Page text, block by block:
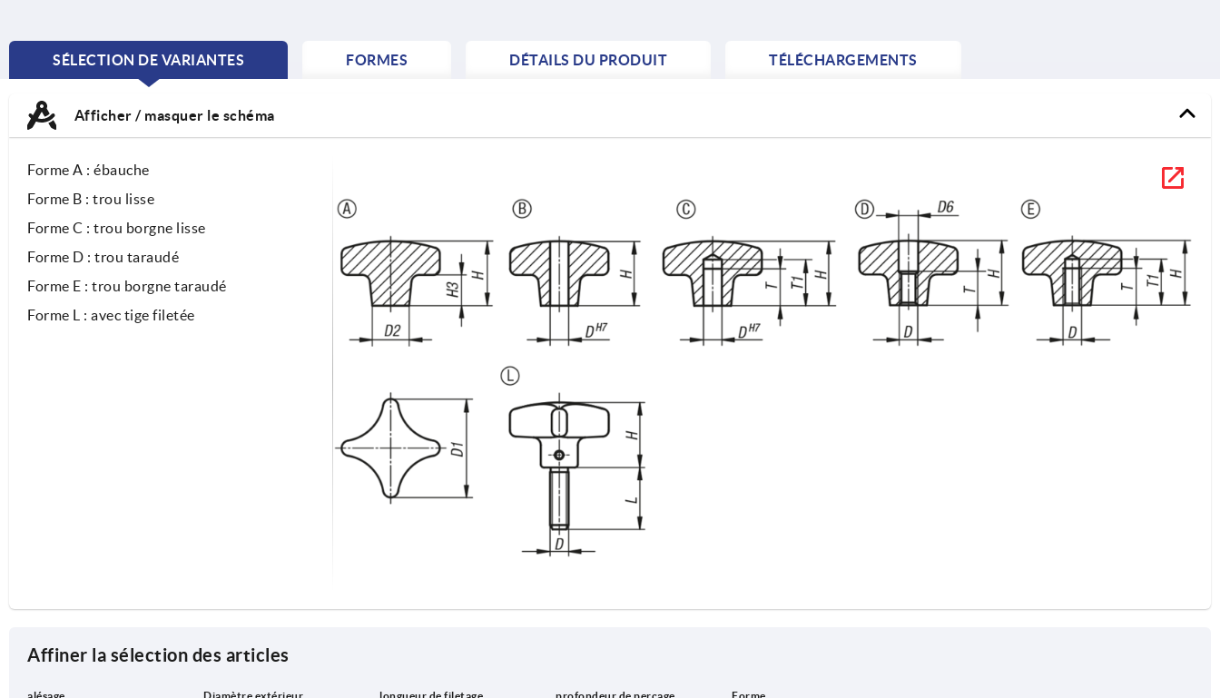
SÉLECTION DE VARIANTES
CURRENT
FORMES DÉTAILS DU PRODUIT TÉLÉCHARGEMENTS
Afficher / masquer le schéma
Forme A : ébauche
Forme B : trou lisse
Forme C : trou borgne lisse
Forme D : trou taraudé
Forme E : trou borgne taraudé
Forme L : avec tige filetée
Affiner la sélection des articles